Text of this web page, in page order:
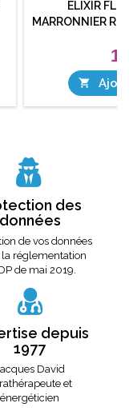
ELIXIR
MARRONNIER

des
données
de vos données
la réglementation
de mai 2019.
depuis
1977
David
et
énergéticien